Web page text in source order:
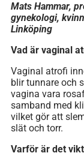
Mats Hammar,
gynekologi,
Linköping
Vad är vaginal
Vaginal atrofi
blir tunnare och
vagina vara
samband med
vilket gör att
slät och torr.
Varför är det